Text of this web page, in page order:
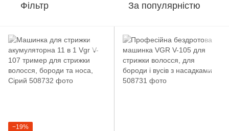
Фільтр За популярністю
−19%